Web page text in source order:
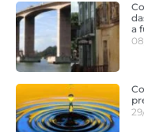
a